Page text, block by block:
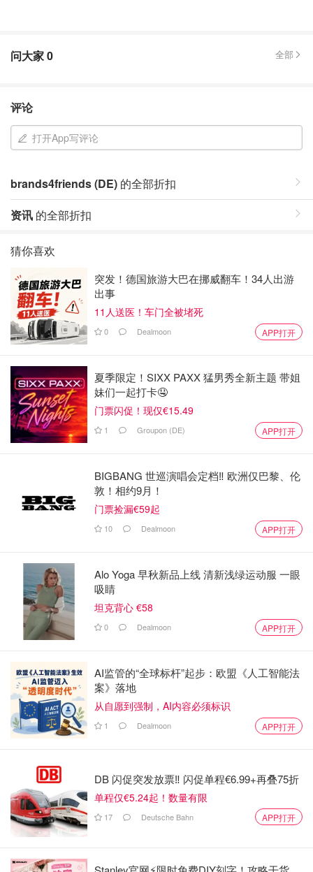
问大家0 全部
评论
打开App写评论
brands4friends (DE) 的全部折扣
资讯 的全部折扣
猜你喜欢
突发！德国旅游大巴在挪威翻车！34人出游
出事
11人送医！车门全被堵死
0 Dealmoon APP打开
夏季限定！SIXX PAXX 猛男秀全新主题 带姐
妹们一起打卡🤤
门票闪促！现仅€15.49
1 Groupon (DE) APP打开
BIGBANG 世巡演唱会定档‼️ 欧洲仅巴黎、伦
敦！相约9月！
门票捡漏€59起
10 Dealmoon APP打开
Alo Yoga 早秋新品上线 清新浅绿运动服 一眼
吸睛
坦克背心 €58
0 Dealmoon APP打开
AI监管的“全球标杆”起步：欧盟《人工智能法
案》落地
从自愿到强制，AI内容必须标识
1 Dealmoon APP打开
DB 闪促突发放票‼️ 闪促单程€6.99+再叠75折
单程仅€5.24起！数量有限
17 Deutsche Bahn APP打开